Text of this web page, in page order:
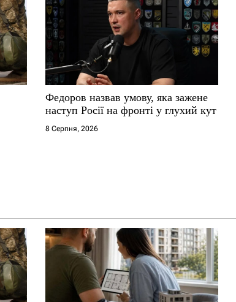
Федоров назвав умову, яка зажене
наступ Росії на фронті у глухий кут
8 Серпня, 2026